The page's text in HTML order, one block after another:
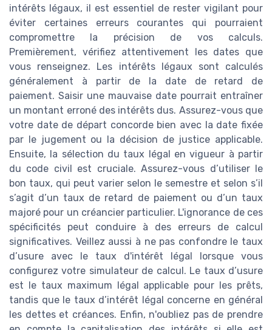
intérêts légaux, il est essentiel de rester vigilant pour
éviter certaines erreurs courantes qui pourraient
compromettre la précision de vos calculs.
Premièrement, vérifiez attentivement les dates que
vous renseignez. Les intérêts légaux sont calculés
généralement à partir de la date de retard de
paiement. Saisir une mauvaise date pourrait entraîner
un montant erroné des intérêts dus. Assurez-vous que
votre date de départ concorde bien avec la date fixée
par le jugement ou la décision de justice applicable.
Ensuite, la sélection du taux légal en vigueur à partir
du code civil est cruciale. Assurez-vous d’utiliser le
bon taux, qui peut varier selon le semestre et selon s’il
s’agit d’un taux de retard de paiement ou d’un taux
majoré pour un créancier particulier. L'ignorance de ces
spécificités peut conduire à des erreurs de calcul
significatives. Veillez aussi à ne pas confondre le taux
d’usure avec le taux d'intérêt légal lorsque vous
configurez votre simulateur de calcul. Le taux d’usure
est le taux maximum légal applicable pour les prêts,
tandis que le taux d’intérêt légal concerne en général
les dettes et créances. Enfin, n'oubliez pas de prendre